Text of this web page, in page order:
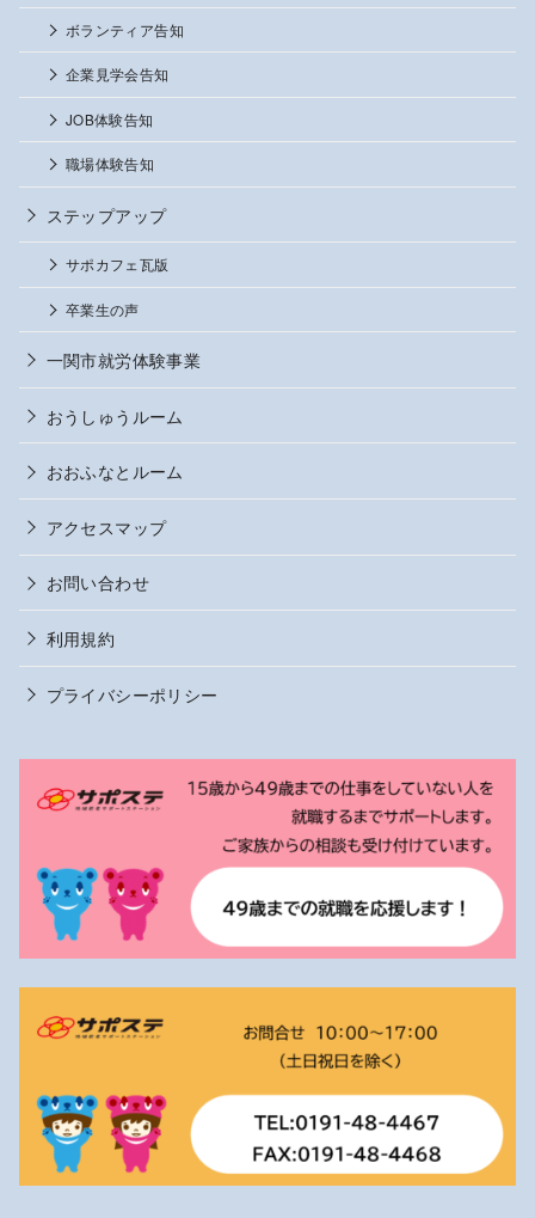
ボランティア告知
企業見学会告知
JOB体験告知
職場体験告知
ステップアップ
サポカフェ瓦版
卒業生の声
一関市就労体験事業
おうしゅうルーム
おおふなとルーム
アクセスマップ
お問い合わせ
利用規約
プライバシーポリシー